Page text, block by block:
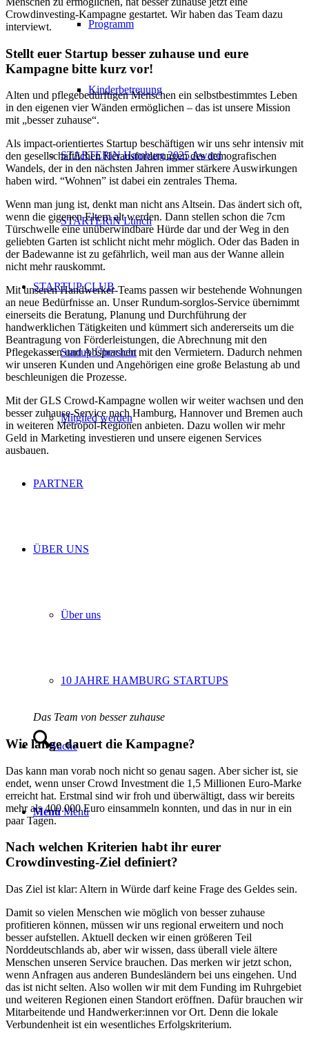
Programm
Kinderbetreuung
STARTERiN Hamburg 2025 Award
STARTERiN Lunch
STARTUP CLUB
Startup Übersicht
Mitglied werden
PARTNER
ÜBER UNS
Über uns
10 JAHRE HAMBURG STARTUPS
Suche
Menü Menü
Crowdinvesting-Kampagne gestartet. Wir haben das Team dazu
interviewt.
Stellt euer Startup besser zuhause und eure
Kampagne bitte kurz vor!
Alten und pflegebedürftigen Menschen ein selbstbestimmtes Leben
in den eigenen vier Wänden ermöglichen – das ist unsere Mission
mit „besser zuhause“.
Als impact-orientiertes Startup beschäftigen wir uns sehr intensiv mit
den gesellschaftlichen Herausforderungen des demografischen
Wandels, der in den nächsten Jahren immer stärkere Auswirkungen
haben wird. “Wohnen” ist dabei ein zentrales Thema.
Wenn man jung ist, denkt man nicht ans Altsein. Das ändert sich oft,
wenn die eigenen Eltern alt werden. Dann stellen schon die 7cm
Türschwelle eine unüberwindbare Hürde dar und der Weg in den
geliebten Garten ist schlicht nicht mehr möglich. Oder das Baden in
der Badewanne ist zu gefährlich, weil man aus der Wanne allein
nicht mehr rauskommt.
Mit unseren Handwerker-Teams passen wir bestehende Wohnungen
an neue Bedürfnisse an. Unser Rundum-sorglos-Service übernimmt
einerseits die Beratung, Planung und Durchführung der
handwerklichen Tätigkeiten und kümmert sich andererseits um die
Beantragung von Förderleistungen, die Abrechnung mit den
Pflegekassen und Absprachen mit den Vermietern. Dadurch nehmen
wir unseren Kunden und Angehörigen eine große Belastung ab und
beschleunigen die Prozesse.
Mit der GLS Crowd-Kampagne wollen wir weiter wachsen und den
besser zuhause-Service nach Hamburg, Hannover und Bremen auch
in weiteren Metropol-Regionen anbieten. Dazu wollen wir mehr
Geld in Marketing investieren und unsere eigenen Services
ausbauen.
Das Team von besser zuhause
Wie lange dauert die Kampagne?
Das kann man vorab noch nicht so genau sagen. Aber sicher ist, sie
endet, wenn unser Crowd Investment die 1,5 Millionen Euro-Marke
erreicht hat. Erstmal sind wir froh und überwältigt, dass wir bereits
mehr als 400.000 Euro einsammeln konnten, und das in nur in ein
paar Tagen.
Nach welchen Kriterien habt ihr eurer
Crowdinvesting-Ziel definiert?
Das Ziel ist klar: Altern in Würde darf keine Frage des Geldes sein.
Damit so vielen Menschen wie möglich von besser zuhause
profitieren können, müssen wir uns regional erweitern und noch
besser aufstellen. Aktuell decken wir einen größeren Teil
Norddeutschlands ab, aber wir wissen, dass überall viele ältere
Menschen unseren Service brauchen. Das merken wir jetzt schon,
wenn Anfragen aus anderen Bundesländern bei uns eingehen. Und
das ist nicht selten. Also wollen wir mit dem Funding im Ruhrgebiet
und weiteren Regionen einen Standort eröffnen. Dafür brauchen wir
Mitarbeitende und Handwerker:innen vor Ort. Denn die lokale
Verbundenheit ist ein wesentliches Erfolgskriterium.